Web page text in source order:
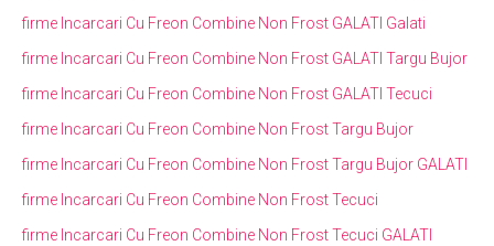
firme Incarcari Cu Freon Combine Non Frost GALATI Galati
firme Incarcari Cu Freon Combine Non Frost GALATI Targu Bujor
firme Incarcari Cu Freon Combine Non Frost GALATI Tecuci
firme Incarcari Cu Freon Combine Non Frost Targu Bujor
firme Incarcari Cu Freon Combine Non Frost Targu Bujor GALATI
firme Incarcari Cu Freon Combine Non Frost Tecuci
firme Incarcari Cu Freon Combine Non Frost Tecuci GALATI